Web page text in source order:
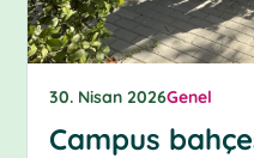
30. Nisan 2026Genel
Campus